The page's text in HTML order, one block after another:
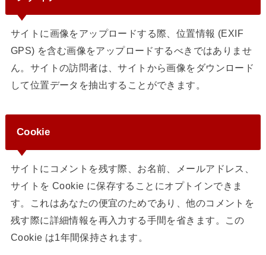
サイトに画像をアップロードする際、位置情報 (EXIF
GPS) を含む画像をアップロードするべきではありませ
ん。サイトの訪問者は、サイトから画像をダウンロード
して位置データを抽出することができます。
Cookie
サイトにコメントを残す際、お名前、メールアドレス、
サイトを Cookie に保存することにオプトインできま
す。これはあなたの便宜のためであり、他のコメントを
残す際に詳細情報を再入力する手間を省きます。この
Cookie は1年間保持されます。